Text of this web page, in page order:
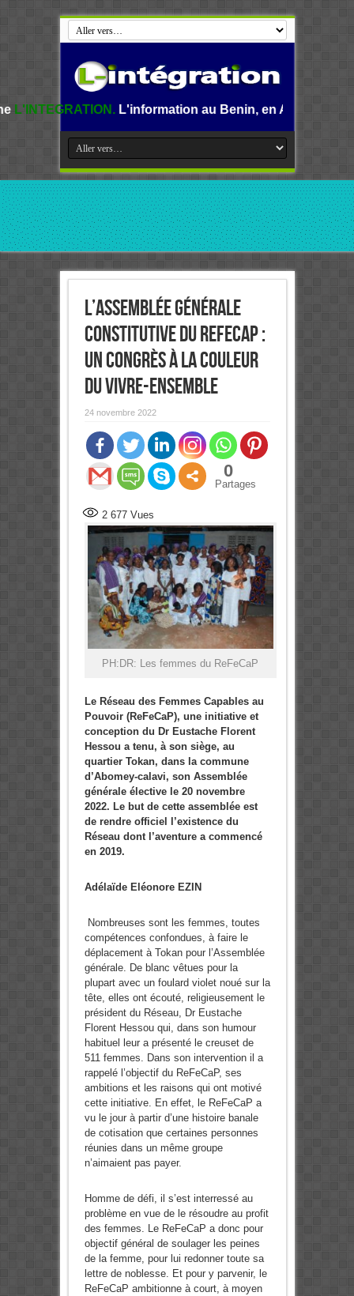
L'information au Benin, en Afrique et dans le monde.
L’Assemblée générale
constitutive du ReFeCaP :
Un congrès à la couleur
du vivre-ensemble
24 novembre 2022
0
Partages
2 677Vues
PH:DR: Les femmes du ReFeCaP
Le Réseau des Femmes Capables au
Pouvoir (ReFeCaP), une initiative et
conception du Dr Eustache Florent
Hessou a tenu, à son siège, au
quartier Tokan, dans la commune
d’Abomey-calavi, son Assemblée
générale élective le 20 novembre
2022. Le but de cette assemblée est
de rendre officiel l’existence du
Réseau dont l’aventure a commencé
en 2019.
Adélaïde Eléonore EZIN
Nombreuses sont les femmes, toutes
compétences confondues, à faire le
déplacement à Tokan pour l’Assemblée
générale. De blanc vêtues pour la
plupart avec un foulard violet noué sur la
tête, elles ont écouté, religieusement le
président du Réseau, Dr Eustache
Florent Hessou qui, dans son humour
habituel leur a présenté le creuset de
511 femmes. Dans son intervention il a
rappelé l’objectif du ReFeCaP, ses
ambitions et les raisons qui ont motivé
cette initiative. En effet, le ReFeCaP a
vu le jour à partir d’une histoire banale
de cotisation que certaines personnes
réunies dans un même groupe
n’aimaient pas payer.
Homme de défi, il s’est interressé au
problème en vue de le résoudre au profit
des femmes. Le ReFeCaP a donc pour
objectif général de soulager les peines
de la femme, pour lui redonner toute sa
lettre de noblesse. Et pour y parvenir, le
ReFeCaP ambitionne à court, à moyen